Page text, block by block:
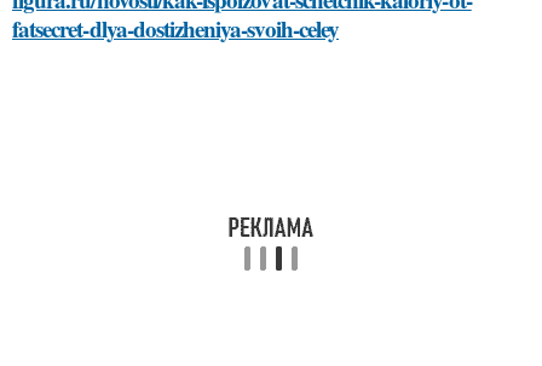
fatsecret-dlya-dostizheniya-svoih-celey